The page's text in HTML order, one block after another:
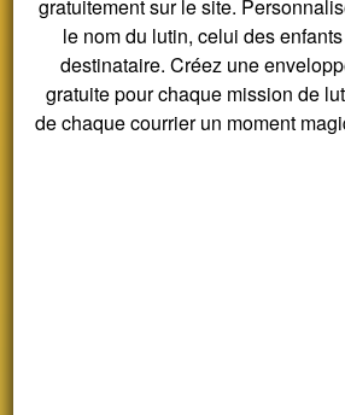
gratuitement sur le site.
le nom du lutin, celui des
destinataire. Créez une
gratuite pour chaque mission de
de chaque courrier un moment